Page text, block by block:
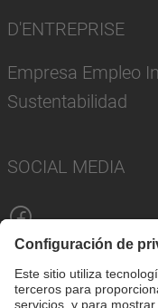
D'ENTREPRISE
Empresa Empleo
Sustentabilidad
SOCIAL MEDIA